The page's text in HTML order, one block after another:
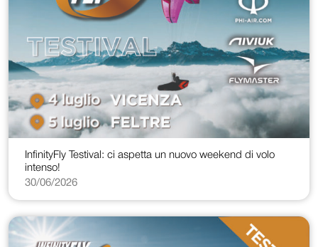
InfinityFly Testival: ci aspetta un nuovo weekend di volo
intenso!
30/06/2026